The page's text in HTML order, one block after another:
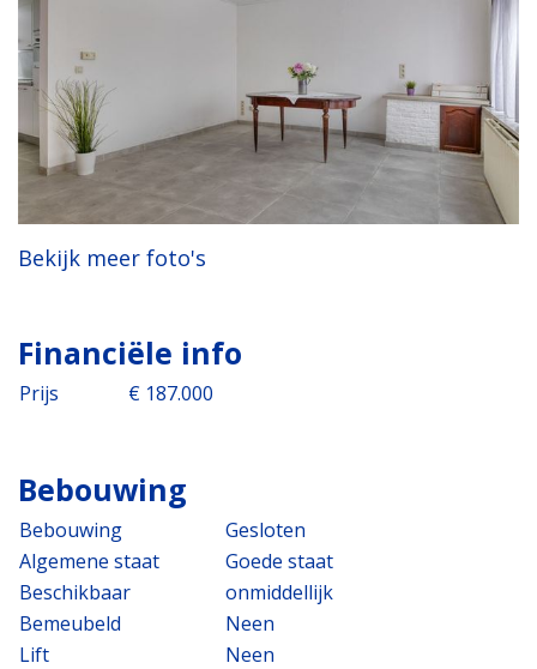
Bekijk meer foto's
Financiële info
Prijs € 187.000
Bebouwing
Bebouwing
Gesloten
Algemene staat
Goede staat
Beschikbaar
onmiddellijk
Bemeubeld
Neen
Lift
Neen